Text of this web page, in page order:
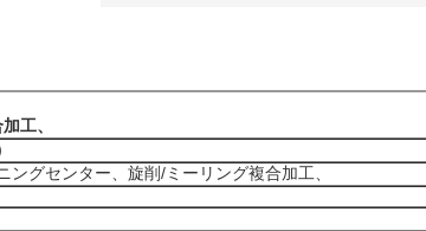
工、
センター、旋削/ミーリング複合加工、